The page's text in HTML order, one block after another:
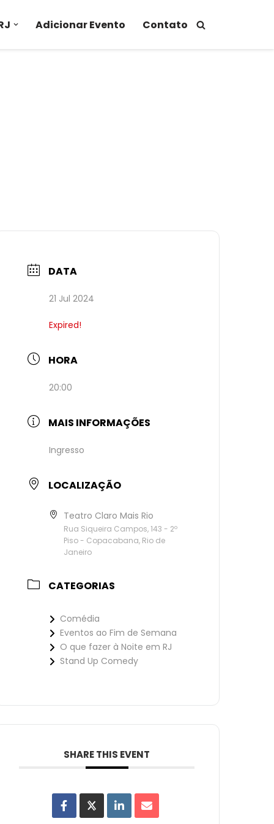
Adicionar Evento Contato
DATA
21 Jul 2024
Expired!
HORA
20:00
MAIS INFORMAÇÕES
Ingresso
LOCALIZAÇÃO
Teatro Claro Mais Rio
Rua Siqueira Campos, 143 - 2º
Piso - Copacabana, Rio de
Janeiro
CATEGORIAS
Comédia
Eventos ao Fim de Semana
O que fazer à Noite em RJ
Stand Up Comedy
SHARE THIS EVENT